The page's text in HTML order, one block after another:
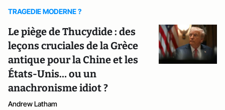
TRAGEDIE MODERNE ?
Le piège de Thucydide : des
leçons cruciales de la Grèce
antique pour la Chine et les
États-Unis… ou un
anachronisme idiot ?
Andrew Latham